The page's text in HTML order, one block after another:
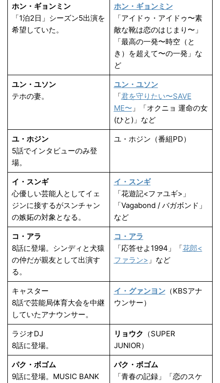
ホン・ギョンミン
「1泊2日」シーズン5出演を
希望していた。
ホン・ギョンミン
「アイドゥ・アイドゥ〜素
敵な靴は恋のはじまり〜」
「最高の一発〜時空（と
き）を超えて〜の一発」な
ど
ユン・ユソン
テホの妻。
ユン・ユソン
「君を守りたい〜SAVE
ME〜 」「オクニョ 運命の女
(ひと)」など
ユ・ホジン
5話でインタビューのみ登
場。
ユ・ホジン（番組PD）
イ・スンギ
心優しい芸能人としてイェ
ジンに接するがスンチャン
の嫉妬の対象となる。
イ・スンギ
「花遊記<ファユギ>」
「Vagabond / バガボンド」
など
コ・アラ
8話に登場。シンディと犬猿
の仲だが親友として出演す
る。
コ・アラ
「応答せよ1994」「花郎<
ファラン> 」など
キャスター
8話で芸能局体育大会を中継
していたアナウンサー。
イ・グァンヨン（KBSアナ
ウンサー）
ラジオDJ
8話に登場。
リョウク （SUPER
JUNIOR）
パク・ボゴム
9話に登場。MUSIC BANK
パク・ボゴム
「青春の記録」「恋のスケ